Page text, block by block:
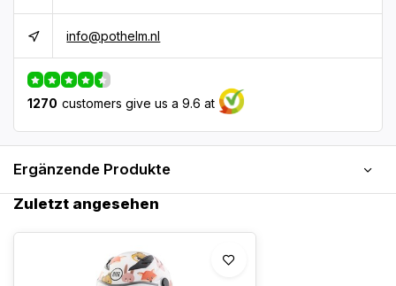
info@pothelm.nl
1270 customers give us a 9.6 at
Ergänzende Produkte
Zuletzt angesehen